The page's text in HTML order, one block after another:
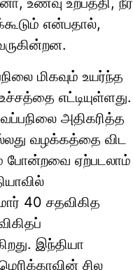
என்பதால்,
மிகவும் உயர்ந்த
எட்டியுள்ளது.
அதிகரித்த
வழக்கத்தை விட
போன்றவை ஏற்படலாம்
40 சதவிகித
இந்தியா
சில